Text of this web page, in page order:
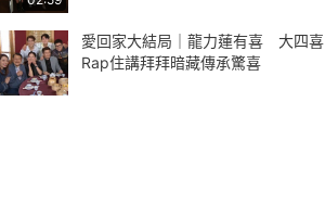
愛回家大結局｜龍力蓮有喜 大四喜
Rap住講拜拜暗藏傳承驚喜